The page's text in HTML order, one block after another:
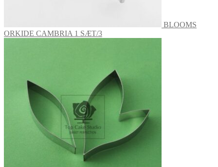
BLOOMS
ORKIDE CAMBRIA 1 SÆT/3